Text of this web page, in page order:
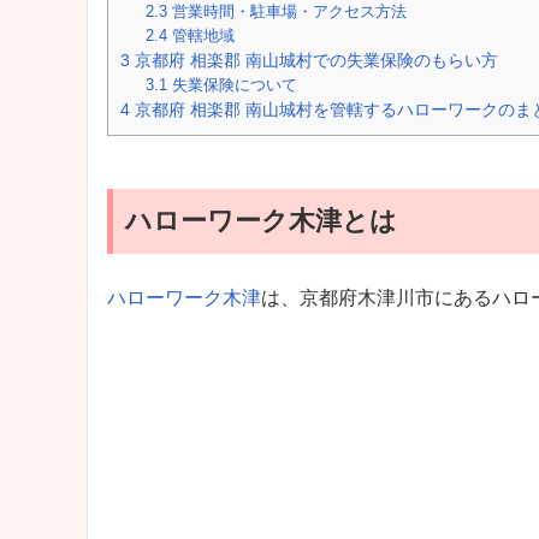
2.3 営業時間・駐車場・アクセス方法
2.4 管轄地域
3 京都府 相楽郡 南山城村での失業保険のもらい方
3.1 失業保険について
4 京都府 相楽郡 南山城村を管轄するハローワークのま
ハローワーク木津とは
ハローワーク木津は、京都府木津川市にあるハロ